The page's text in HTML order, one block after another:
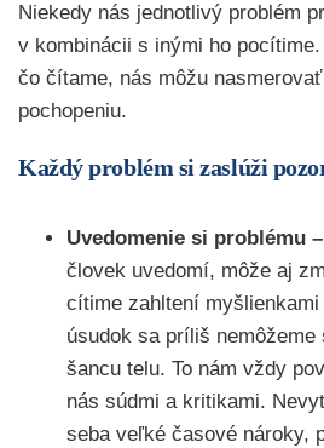
Niekedy nás jednotlivý problém
v kombinácii s inými ho
čo čítame, nás môžu
pochopeniu.
Každý problém si zaslúži
Uvedomenie si problému –
človek uvedomí, môže aj
cítime zahltení
úsudok sa príliš nemôžeme
šancu telu. To nám vždy
nás súdmi a kritikami.
seba veľké časové nároky,